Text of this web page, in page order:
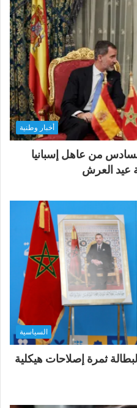
أخبار وطنية
من عاهل إسبانيا
عيد العرش
السياسية
ثمرة إصلاحات هيكلية